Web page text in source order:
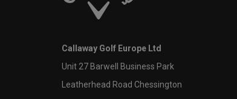
Callaway Golf Europe Ltd
Unit 27 Barwell Business Park
Leatherhead Road Chessington